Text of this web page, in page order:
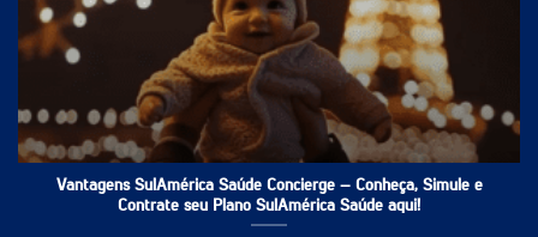
Vantagens SulAmérica Saúde Concierge – Conheça, Simule e
Contrate seu Plano SulAmérica Saúde aqui!